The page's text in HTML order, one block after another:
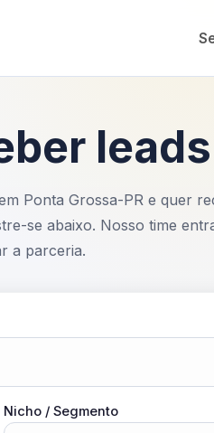
leads
Ponta Grossa-PR e quer
se abaixo. Nosso time
a parceria.
Nicho / Segmento